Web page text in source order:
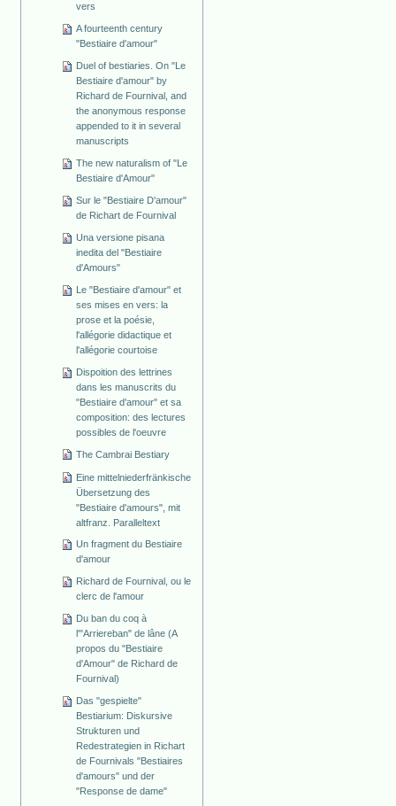
vers
A fourteenth century
"Bestiaire d'amour"
Duel of bestiaries. On "Le
Bestiaire d'amour" by
Richard de Fournival, and
the anonymous response
appended to it in several
manuscripts
The new naturalism of "Le
Bestiaire d'Amour"
Sur le "Bestiaire D'amour"
de Richart de Fournival
Una versione pisana
inedita del "Bestiaire
d'Amours"
Le "Bestiaire d'amour" et
ses mises en vers: la
prose et la poésie,
l'allégorie didactique et
l'allégorie courtoise
Dispoition des lettrines
dans les manuscrits du
"Bestiaire d'amour" et sa
composition: des lectures
possibles de l'oeuvre
The Cambrai Bestiary
Eine mittelniederfränkische
Übersetzung des
"Bestiaire d'amours", mit
altfranz. Paralleltext
Un fragment du Bestiaire
d'amour
Richard de Fournival, ou le
clerc de l'amour
Du ban du coq à
l'"Arriereban" de lâne (A
propos du "Bestiaire
d'Amour" de Richard de
Fournival)
Das "gespielte"
Bestiarium: Diskursive
Strukturen und
Redestrategien in Richart
de Fournivals "Bestiaires
d'amours" und der
"Response de dame"